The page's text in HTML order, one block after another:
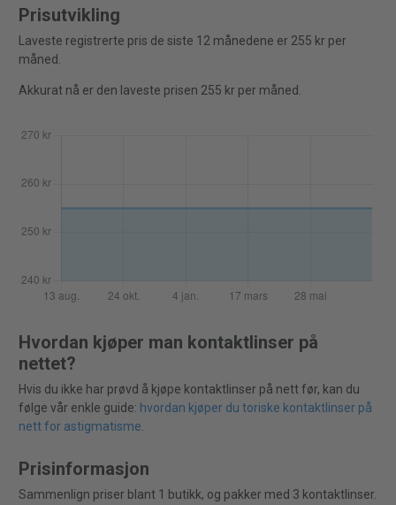
Prisutvikling
Laveste registrerte pris de siste 12 månedene er 255 kr per
måned.
Akkurat nå er den laveste prisen 255 kr per måned.
Hvordan kjøper man kontaktlinser på
nettet?
Hvis du ikke har prøvd å kjøpe kontaktlinser på nett før, kan du
følge vår enkle guide: hvordan kjøper du toriske kontaktlinser på
nett for astigmatisme.
Prisinformasjon
Sammenlign priser blant 1 butikk, og pakker med 3 kontaktlinser.